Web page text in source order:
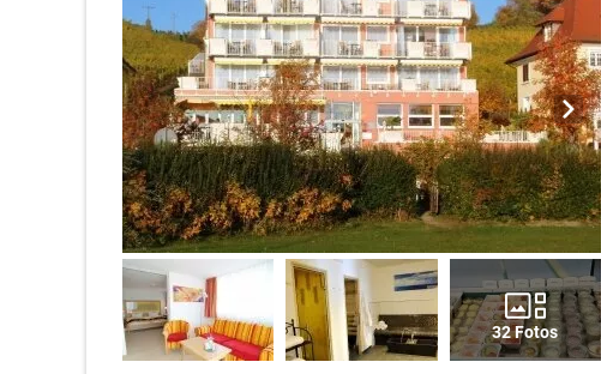
32 Fotos